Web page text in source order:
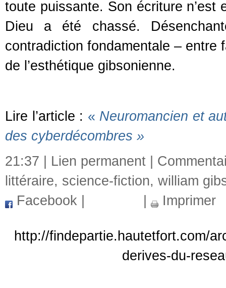
toute puissante. Son écriture n’est
Dieu a été chassé.
contradiction fondamentale – entre
de l’esthétique gibsonienne.
Lire l’article : « Neuromancien et
des cyberdécombres »
21:37 | Lien permanent
littéraire, science-fiction, william
Facebook
Imprimer
http://findepartie.hautetfort.com/
derives-du-